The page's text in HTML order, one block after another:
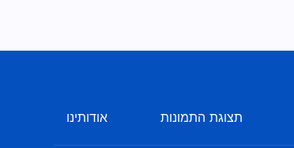
תצוגת התמונות אודותינו